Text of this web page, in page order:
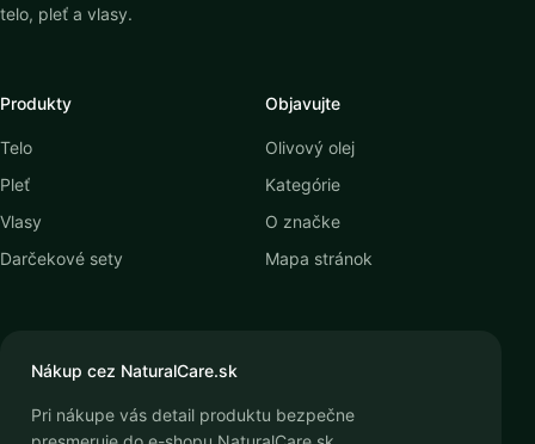
telo, pleť a vlasy.
Produkty
Telo
Pleť
Vlasy
Darčekové sety
Objavujte
Olivový olej
Kategórie
O značke
Mapa stránok
Nákup cez NaturalCare.sk
Pri nákupe vás detail produktu bezpečne